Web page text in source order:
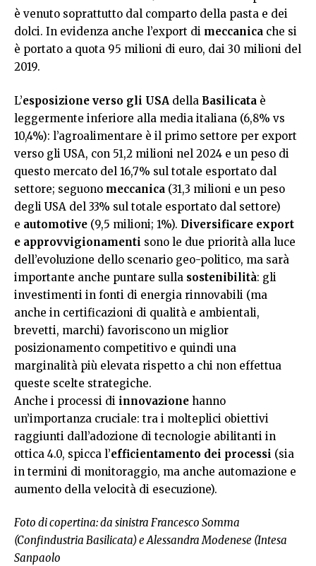
è venuto soprattutto dal comparto della pasta e dei
dolci. In evidenza anche l’export di meccanica che si
è portato a quota 95 milioni di euro, dai 30 milioni del
2019.
L’esposizione verso gli USA della Basilicata è
leggermente inferiore alla media italiana (6,8% vs
10,4%): l’agroalimentare è il primo settore per export
verso gli USA, con 51,2 milioni nel 2024 e un peso di
questo mercato del 16,7% sul totale esportato dal
settore; seguono meccanica (31,3 milioni e un peso
degli USA del 33% sul totale esportato dal settore)
e automotive (9,5 milioni; 1%). Diversificare export
e approvvigionamenti sono le due priorità alla luce
dell’evoluzione dello scenario geo-politico, ma sarà
importante anche puntare sulla sostenibilità: gli
investimenti in fonti di energia rinnovabili (ma
anche in certificazioni di qualità e ambientali,
brevetti, marchi) favoriscono un miglior
posizionamento competitivo e quindi una
marginalità più elevata rispetto a chi non effettua
queste scelte strategiche.
Anche i processi di innovazione hanno
un’importanza cruciale: tra i molteplici obiettivi
raggiunti dall’adozione di tecnologie abilitanti in
ottica 4.0, spicca l’efficientamento dei processi (sia
in termini di monitoraggio, ma anche automazione e
aumento della velocità di esecuzione).
Foto di copertina: da sinistra Francesco Somma
(Confindustria Basilicata) e Alessandra Modenese (Intesa
Sanpaolo